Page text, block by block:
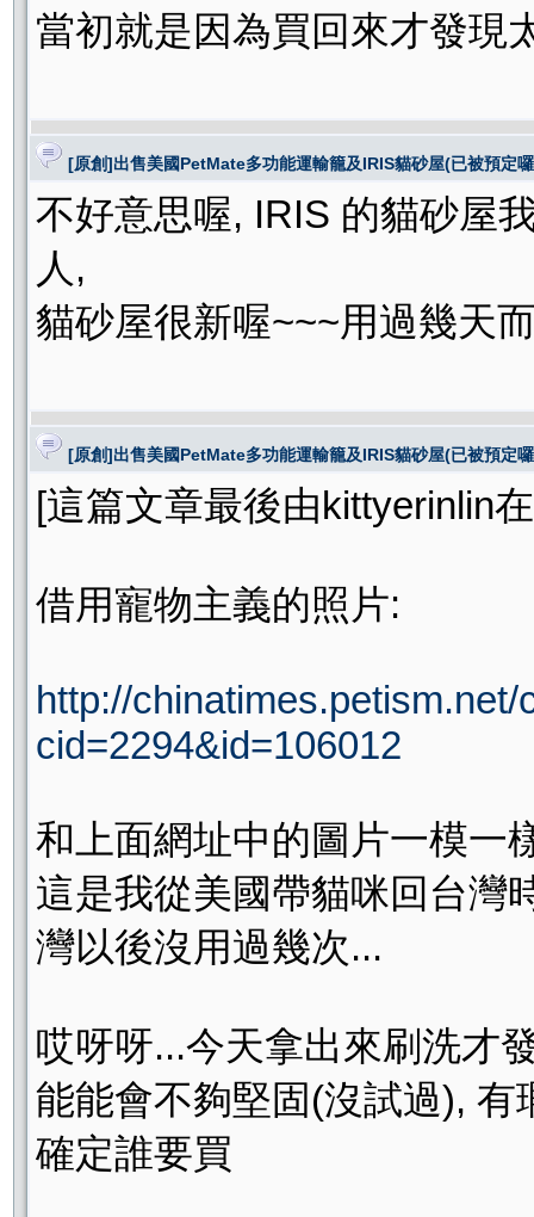
當初就是因為買回來才發現
[原創]出售美國PetMate多功能運輸籠及IRIS貓砂屋(已被預定
不好意思喔, IRIS 的貓砂屋
人,
貓砂屋很新喔~~~用過幾天
[原創]出售美國PetMate多功能運輸籠及IRIS貓砂屋(已被預定
[這篇文章最後由kittyerinlin
借用寵物主義的照片:
http://
cid=2294&id=106012
和上面網址中的圖片一模一
這是我從美國帶貓咪回台灣
灣以後沒用過幾次...
哎呀呀...今天拿出來刷洗才
能能會不夠堅固(沒試過),
確定誰要買